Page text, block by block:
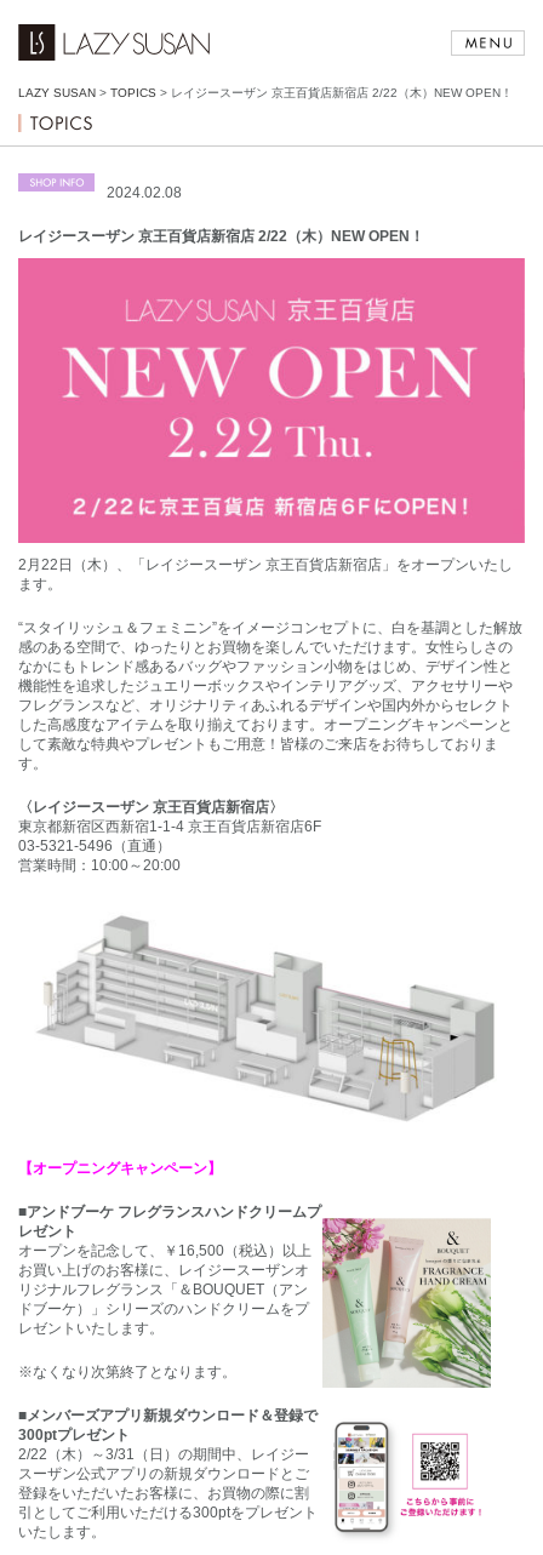
LAZY SUSAN > TOPICS > レイジースーザン 京王百貨店新宿店 2/22（木）NEW OPEN！
2024.02.08
レイジースーザン 京王百貨店新宿店 2/22（木）NEW OPEN！
2月22日（木）、「レイジースーザン 京王百貨店新宿店」をオープンいたし
ます。
“スタイリッシュ＆フェミニン”をイメージコンセプトに、白を基調とした解放
感のある空間で、ゆったりとお買物を楽しんでいただけます。女性らしさの
なかにもトレンド感あるバッグやファッション小物をはじめ、デザイン性と
機能性を追求したジュエリーボックスやインテリアグッズ、アクセサリーや
フレグランスなど、オリジナリティあふれるデザインや国内外からセレクト
した高感度なアイテムを取り揃えております。オープニングキャンペーンと
して素敵な特典やプレゼントもご用意！皆様のご来店をお待ちしておりま
す。
〈レイジースーザン 京王百貨店新宿店〉
東京都新宿区西新宿1-1-4 京王百貨店新宿店6F
03-5321-5496（直通）
営業時間：10:00～20:00
【オープニングキャンペーン】
■アンドブーケ フレグランスハンドクリームプ
レゼント
オープンを記念して、￥16,500（税込）以上
お買い上げのお客様に、レイジースーザンオ
リジナルフレグランス「＆BOUQUET（アン
ドブーケ）」シリーズのハンドクリームをプ
レゼントいたします。
※なくなり次第終了となります。
■メンバーズアプリ新規ダウンロード＆登録で
300ptプレゼント
2/22（木）～3/31（日）の期間中、レイジー
スーザン公式アプリの新規ダウンロードとご
登録をいただいたお客様に、お買物の際に割
引としてご利用いただける300ptをプレゼント
いたします。